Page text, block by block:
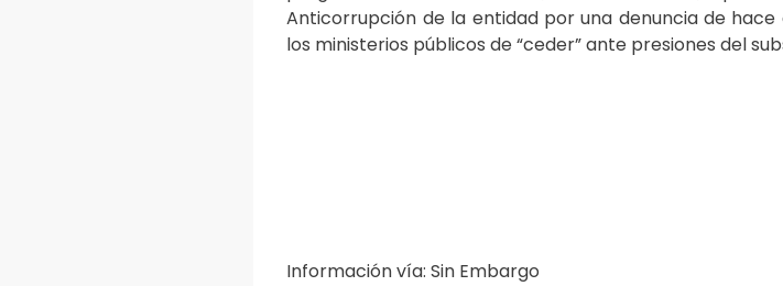
Anticorrupción de la entidad por una denuncia de hace
los ministerios públicos de “ceder” ante presiones del
Información vía: Sin Embargo